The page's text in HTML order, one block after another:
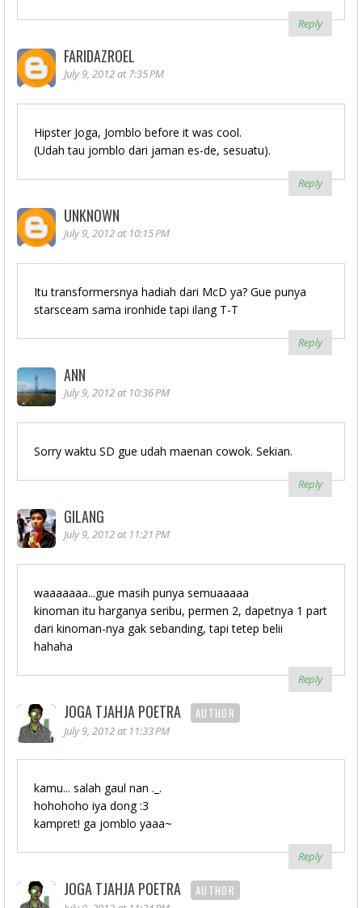
Reply
FARIDAZROEL
July 9, 2012 at 7:35 PM
Hipster Joga, Jomblo before it was cool.
(Udah tau jomblo dari jaman es-de, sesuatu).
Reply
UNKNOWN
July 9, 2012 at 10:15 PM
Itu transformersnya hadiah dari McD ya? Gue punya
starsceam sama ironhide tapi ilang T-T
Reply
ANN
July 9, 2012 at 10:36 PM
Sorry waktu SD gue udah maenan cowok. Sekian.
Reply
GILANG
July 9, 2012 at 11:21 PM
waaaaaaa...gue masih punya semuaaaaa
kinoman itu harganya seribu, permen 2, dapetnya 1 part
dari kinoman-nya gak sebanding, tapi tetep belii
hahaha
Reply
JOGA TJAHJA POETRA AUTHOR
July 9, 2012 at 11:33 PM
kamu... salah gaul nan ._.
hohohoho iya dong :3
kampret! ga jomblo yaaa~
Reply
JOGA TJAHJA POETRA AUTHOR